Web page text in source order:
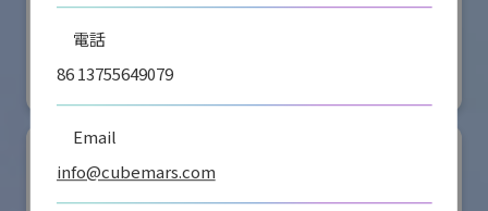
電話
86 13755649079
Email
info@cubemars.com
国際ロボット展
#スマートプロダクションロボット